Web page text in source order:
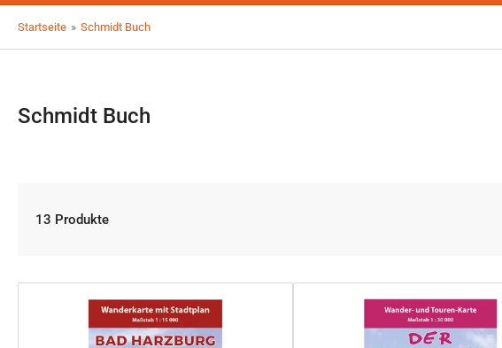
Startseite » Schmidt Buch
Schmidt Buch
13 Produkte